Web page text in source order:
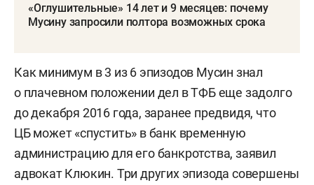
«Оглушительные» 14 лет и 9 месяцев: почему
Мусину запросили полтора возможных срока
Как минимум в 3 из 6 эпизодов Мусин знал
о плачевном положении дел в ТФБ еще задолго
до декабря 2016 года, заранее предвидя, что
ЦБ может «спустить» в банк временную
администрацию для его банкротства, заявил
адвокат Клюкин. Три других эпизода совершены